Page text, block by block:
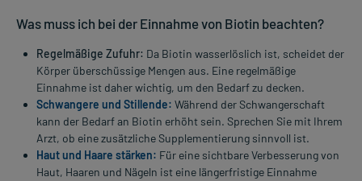
Was muss ich bei der Einnahme von Biotin beachten?
Regelmäßige Zufuhr: Da Biotin wasserlöslich ist, scheidet der
Körper überschüssige Mengen aus. Eine regelmäßige
Einnahme ist daher wichtig, um den Bedarf zu decken.
Schwangere und Stillende: Während der Schwangerschaft
kann der Bedarf an Biotin erhöht sein. Sprechen Sie mit Ihrem
Arzt, ob eine zusätzliche Supplementierung sinnvoll ist.
Haut und Haare stärken: Für eine sichtbare Verbesserung von
Haut, Haaren und Nägeln ist eine längerfristige Einnahme